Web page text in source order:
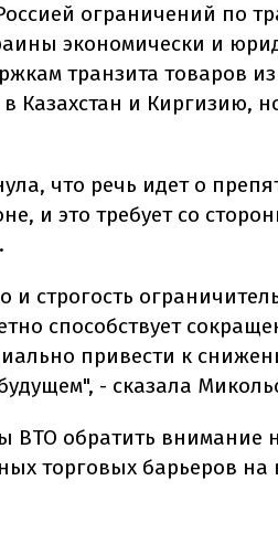
ограничений по
экономически и
транзита товаров
Казахстан и Киргизию,
что речь идет о
и это требует со
строгость
способствует
привести к
- сказала
ВТО обратить внимание
торговых барьеров